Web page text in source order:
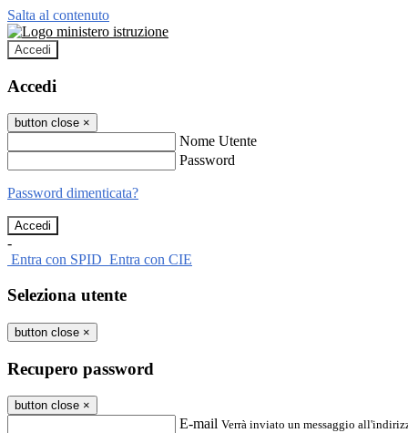
Salta al contenuto
Accedi
Accedi
button close ×
Nome Utente
Password
Password dimenticata?
-
Entra con SPID Entra con CIE
Seleziona utente
button close ×
Recupero password
button close ×
E-mail Verrà inviato un messaggio